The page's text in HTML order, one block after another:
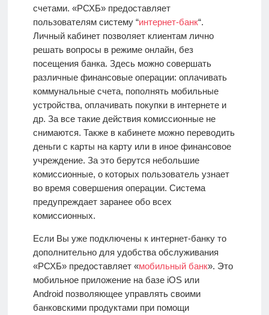
счетами. «РСХБ» предоставляет
пользователям систему “интернет-банк“.
Личный кабинет позволяет клиентам лично
решать вопросы в режиме онлайн, без
посещения банка. Здесь можно совершать
различные финансовые операции: оплачивать
коммунальные счета, пополнять мобильные
устройства, оплачивать покупки в интернете и
др. За все такие действия комиссионные не
снимаются. Также в кабинете можно переводить
деньги с карты на карту или в иное финансовое
учреждение. За это берутся небольшие
комиссионные, о которых пользователь узнает
во время совершения операции. Система
предупреждает заранее обо всех
комиссионных.
Если Вы уже подключены к интернет-банку то
дополнительно для удобства обслуживания
«РСХБ» предоставляет «мобильный банк». Это
мобильное приложение на базе iOS или
Android позволяющее управлять своими
банковскими продуктами при помощи